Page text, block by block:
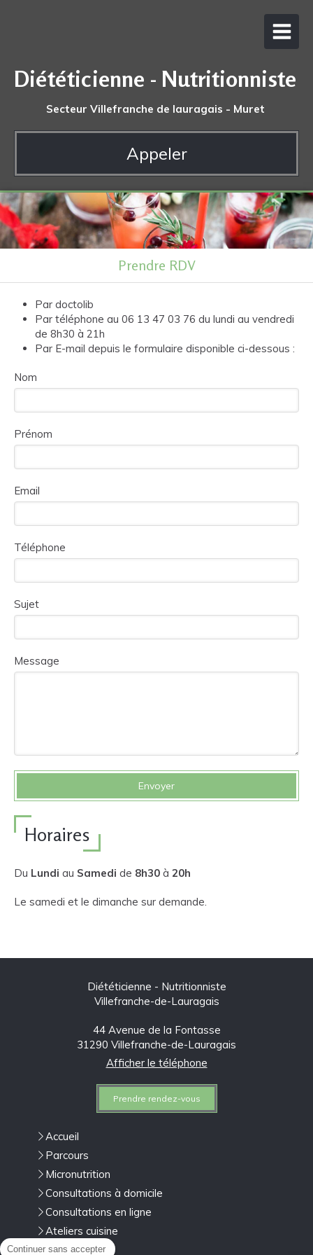
Diététicienne - Nutritionniste
Secteur Villefranche de lauragais - Muret
Appeler
Prendre RDV
Par doctolib
Par téléphone au 06 13 47 03 76 du lundi au vendredi
de 8h30 à 21h
Par E-mail depuis le formulaire disponible ci-dessous :
Nom
Prénom
Email
Téléphone
Sujet
Message
Envoyer
Horaires
Du Lundi au Samedi de 8h30 à 20h
Le samedi et le dimanche sur demande.
Diététicienne - Nutritionniste
Villefranche-de-Lauragais
44 Avenue de la Fontasse
31290 Villefranche-de-Lauragais
Afficher le téléphone
Prendre rendez-vous
Accueil
Parcours
Micronutrition
Consultations à domicile
Consultations en ligne
Ateliers cuisine
Boissons
Continuer sans accepter